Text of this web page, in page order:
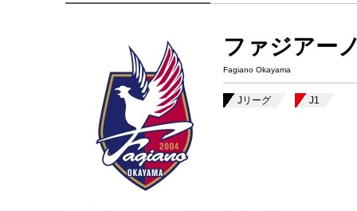
ファジアー
Fagiano Okayama
Jリーグ J1